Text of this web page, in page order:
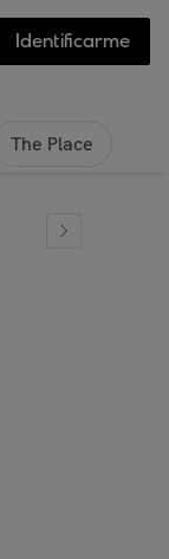
Identificarme
The Place